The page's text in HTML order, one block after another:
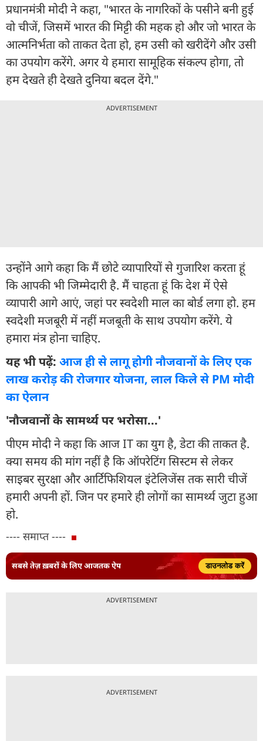
प्रधानमंत्री मोदी ने कहा, "भारत के नागरिकों के पसीने बनी हुई
वो चीजें, जिसमें भारत की मिट्टी की महक हो और जो भारत के
आत्मनिर्भता को ताकत देता हो, हम उसी को खरीदेंगे और उसी
का उपयोग करेंगे. अगर ये हमारा सामूहिक संकल्प होगा, तो
हम देखते ही देखते दुनिया बदल देंगे."
ADVERTISEMENT
उन्होंने आगे कहा कि मैं छोटे व्यापारियों से गुजारिश करता हूं
कि आपकी भी जिम्मेदारी है. मैं चाहता हूं कि देश में ऐसे
व्यापारी आगे आएं, जहां पर स्वदेशी माल का बोर्ड लगा हो. हम
स्वदेशी मजबूरी में नहीं मजबूती के साथ उपयोग करेंगे. ये
हमारा मंत्र होना चाहिए.
यह भी पढ़ें: आज ही से लागू होगी नौजवानों के लिए एक
लाख करोड़ की रोजगार योजना, लाल किले से PM मोदी
का ऐलान
'नौजवानों के सामर्थ्य पर भरोसा...'
पीएम मोदी ने कहा कि आज IT का युग है, डेटा की ताकत है.
क्या समय की मांग नहीं है कि ऑपरेटिंग सिस्टम से लेकर
साइबर सुरक्षा और आर्टिफिशियल इंटेलिजेंस तक सारी चीजें
हमारी अपनी हों. जिन पर हमारे ही लोगों का सामर्थ्य जुटा हुआ
हो.
---- समाप्त ----
सबसे तेज़ ख़बरों के लिए आजतक ऐप डाउनलोड करें
ADVERTISEMENT
ADVERTISEMENT